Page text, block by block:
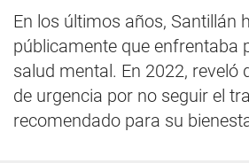
En los últimos años, Santillán
públicamente que enfrentaba
salud mental. En 2022, reveló
de urgencia por no seguir el
recomendado para su